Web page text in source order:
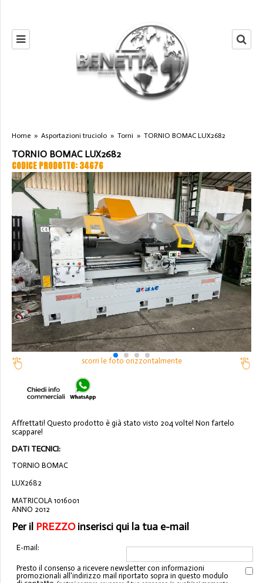
Home » Asportazioni truciolo » Torni » TORNIO BOMAC LUX2682
TORNIO BOMAC LUX2682
CODICE PRODOTTO: 34676
scorri le foto orizzontalmente
Affrettati! Questo prodotto è già stato visto 204 volte! Non fartelo
scappare!
DATI TECNICI:
TORNIO BOMAC
LUX2682
MATRICOLA 1016001
ANNO 2012
Per il PREZZOinserisci qui la tua e-mail
E-mail:
Presto il consenso a ricevere newsletter con informazioni
promozionali all'indirizzo mail riportato sopra in questo modulo